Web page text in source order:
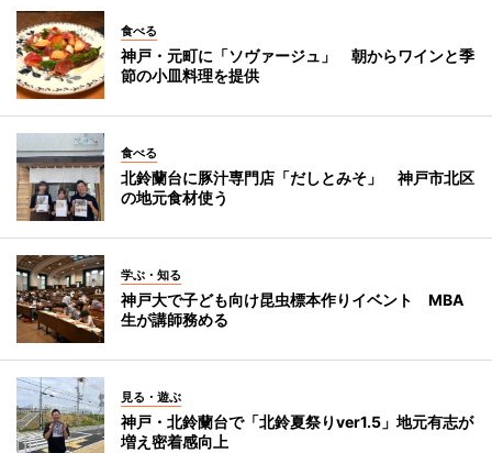
食べる
神戸・元町に「ソヴァージュ」 朝からワインと季
節の小皿料理を提供
食べる
北鈴蘭台に豚汁専門店「だしとみそ」 神戸市北区
の地元食材使う
学ぶ・知る
神戸大で子ども向け昆虫標本作りイベント MBA
生が講師務める
見る・遊ぶ
神戸・北鈴蘭台で「北鈴夏祭りver1.5」地元有志が
増え密着感向上